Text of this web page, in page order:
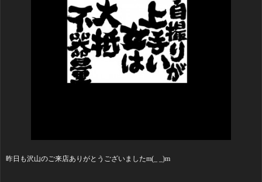
昨日も沢山のご来店ありがとうございましたm(_ _)m